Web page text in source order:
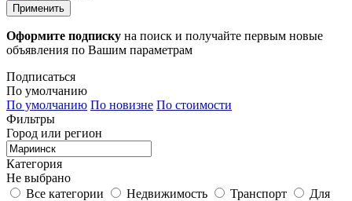
Применить
Оформите подписку на поиск и получайте первым новые
объявления по Вашим параметрам
Подписаться
По умолчанию
По умолчанию По новизне По стоимости
Фильтры
Город или регион
Категория
Не выбрано
Все категории
Недвижимость Транспорт
Для